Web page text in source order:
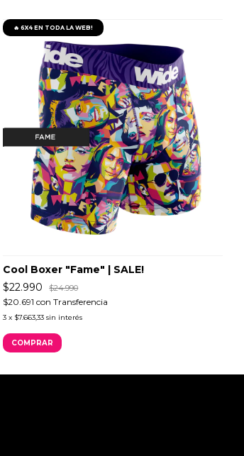
🔥 6X4 EN TODA LA WEB!
Cool Boxer "Fame" | SALE!
$22.990
$24.990
$20.691con Transferencia
3 x $7.663,33 sin interés
COMPRAR